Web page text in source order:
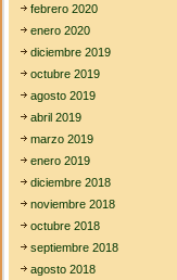
febrero 2020
enero 2020
diciembre 2019
octubre 2019
agosto 2019
abril 2019
marzo 2019
enero 2019
diciembre 2018
noviembre 2018
octubre 2018
septiembre 2018
agosto 2018